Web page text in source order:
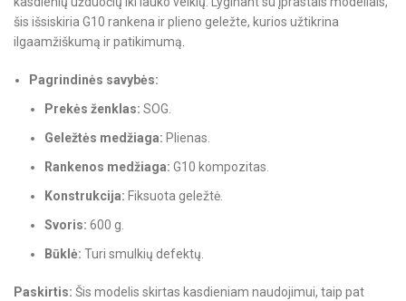
šis išsiskiria G10 rankena ir plieno geležte, kurios užtikrina
ilgaamžiškumą ir patikimumą.
Pagrindinės savybės:
Prekės ženklas: SOG.
Geležtės medžiaga: Plienas.
Rankenos medžiaga: G10 kompozitas.
Konstrukcija: Fiksuota geležtė.
Svoris: 600 g.
Būklė: Turi smulkių defektų.
Paskirtis: Šis modelis skirtas kasdieniam naudojimui, taip pat